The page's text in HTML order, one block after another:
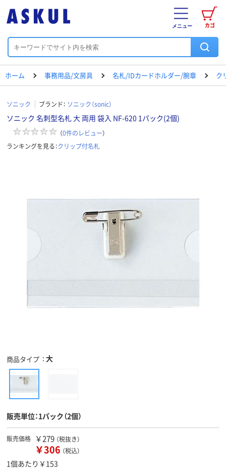
カゴ
メニュー
ホーム 事務用品/文房具 名札/IDカードホルダー/腕章 ク
ソニック ブランド： ソニック（sonic）
ソニック 名刺型名札 大 両用 袋入 NF-620 1パック(2個)
（0件のレビュー）
ランキングを見る：クリップ付名札
商品タイプ 大
販売単位：1パック（2個）
販売価格 ￥279 （税抜き）
￥306 （税込）
1個あたり￥153